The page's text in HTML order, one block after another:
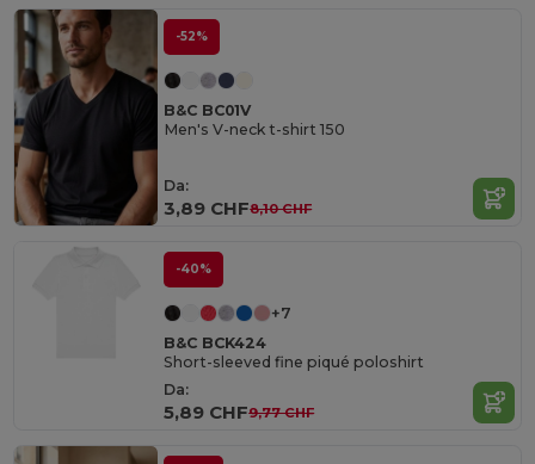
-52%
B&C BC01V
Men's V-neck t-shirt 150
Da:
3,89 CHF8,10 CHF
-40%
+7
B&C BCK424
Short-sleeved fine piqué poloshirt
Da:
5,89 CHF9,77 CHF